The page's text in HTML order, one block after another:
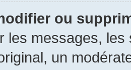
ou
les messages,
un